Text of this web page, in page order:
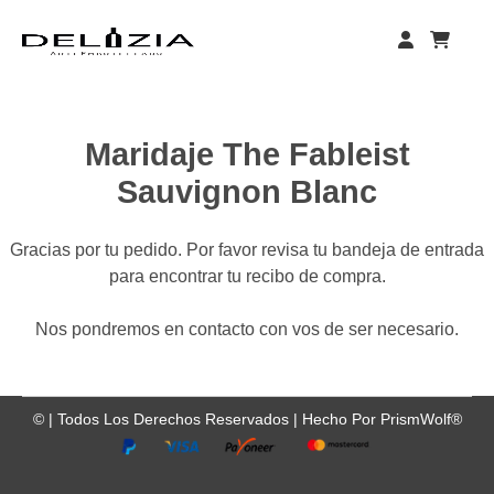
Maridaje The Fableist
Sauvignon Blanc
Gracias por tu pedido. Por favor revisa tu bandeja de entrada
para encontrar tu recibo de compra.
Nos pondremos en contacto con vos de ser necesario.
© | Todos Los Derechos Reservados | Hecho Por PrismWolf®